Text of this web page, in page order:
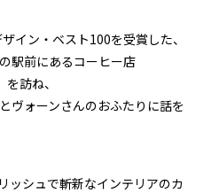
イン・ベスト100を受賞した、
駅前にあるコーヒー店
訪ね、
ヴォーンさんのおふたりに話を
ッシュで斬新なインテリアのカ